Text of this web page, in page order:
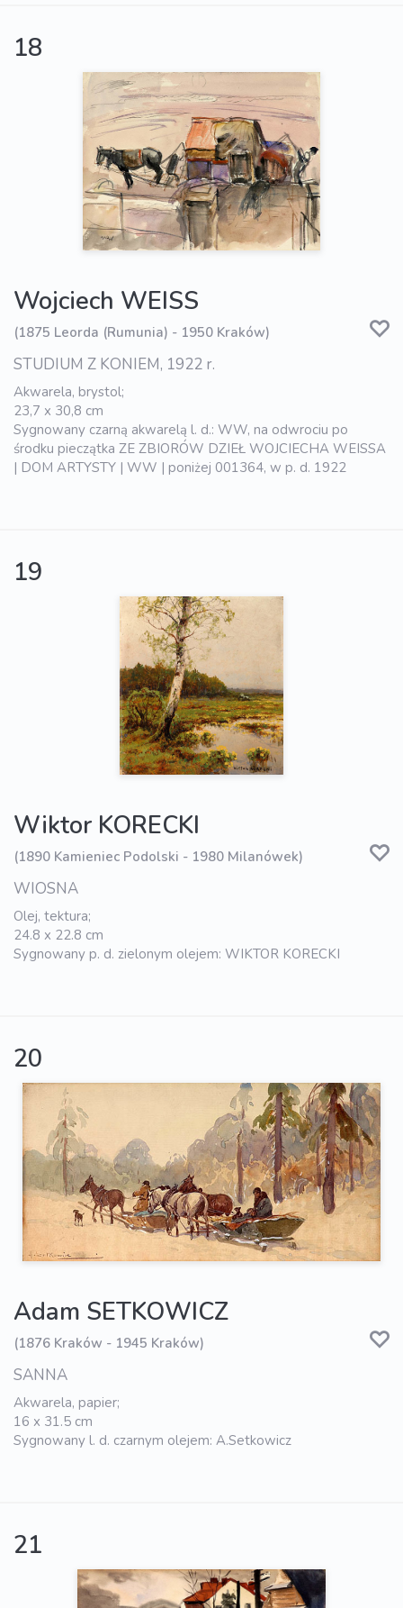
18
Wojciech WEISS
(1875 Leorda (Rumunia) - 1950 Kraków)
STUDIUM Z KONIEM, 1922 r.
Akwarela, brystol;
23,7 x 30,8 cm
Sygnowany czarną akwarelą l. d.: WW, na odwrociu po
środku pieczątka ZE ZBIORÓW DZIEŁ WOJCIECHA WEISSA
| DOM ARTYSTY | WW | poniżej 001364, w p. d. 1922
19
Wiktor KORECKI
(1890 Kamieniec Podolski - 1980 Milanówek)
WIOSNA
Olej, tektura;
24.8 x 22.8 cm
Sygnowany p. d. zielonym olejem: WIKTOR KORECKI
20
Adam SETKOWICZ
(1876 Kraków - 1945 Kraków)
SANNA
Akwarela, papier;
16 x 31.5 cm
Sygnowany l. d. czarnym olejem: A.Setkowicz
21